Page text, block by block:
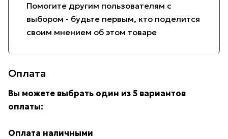
Помогите другим пользователям с
выбором - будьте первым, кто поделится
своим мнением об этом товаре
Оплата
Вы можете выбрать один из 5 вариантов
оплаты:
Оплата наличными